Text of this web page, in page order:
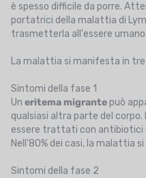
è spesso difficile da porre.
portatrici della malattia di
trasmetterla all'essere umano.
La malattia si manifesta in
Sintomi della fase 1
Un eritema migrante può
qualsiasi altra parte del
essere trattati con antibiotici
Nell'80% dei casi, la malattia
Sintomi della fase 2